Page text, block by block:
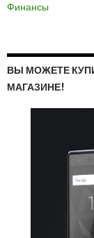
Финансы
ВЫ МОЖЕТЕ
МАГАЗИНЕ!